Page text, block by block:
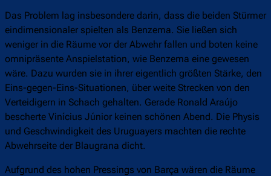
Das Problem lag insbesondere darin, dass die beiden Stürmer
eindimensionaler spielten als Benzema. Sie ließen sich
weniger in die Räume vor der Abwehr fallen und boten keine
omnipräsente Anspielstation, wie Benzema eine gewesen
wäre. Dazu wurden sie in ihrer eigentlich größten Stärke, den
Eins-gegen-Eins-Situationen, über weite Strecken von den
Verteidigern in Schach gehalten. Gerade Ronald Araújo
bescherte Vinícius Júnior keinen schönen Abend. Die Physis
und Geschwindigkeit des Uruguayers machten die rechte
Abwehrseite der Blaugrana dicht.
Aufgrund des hohen Pressings von Barça wären die Räume